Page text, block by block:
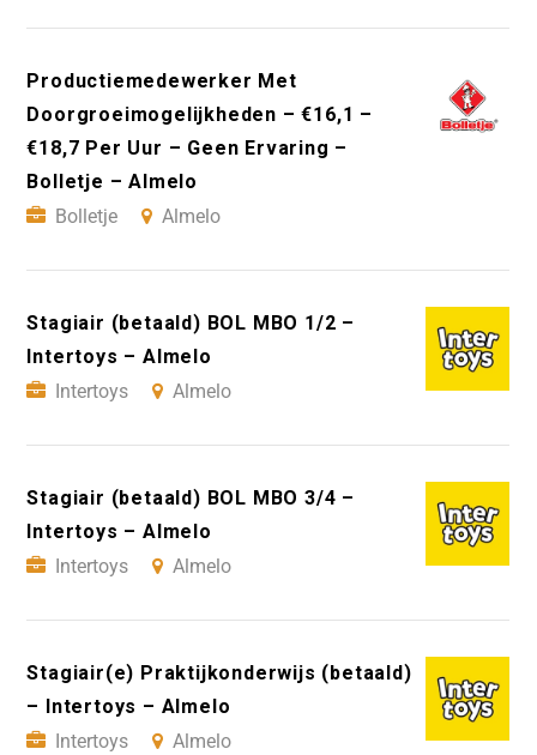
Productiemedewerker Met
Doorgroeimogelijkheden – €16,1 –
€18,7 Per Uur – Geen Ervaring –
Bolletje – Almelo
Bolletje
Almelo
Stagiair (betaald) BOL MBO 1/2 –
Intertoys – Almelo
Intertoys
Almelo
Stagiair (betaald) BOL MBO 3/4 –
Intertoys – Almelo
Intertoys
Almelo
Stagiair(e) Praktijkonderwijs (betaald)
– Intertoys – Almelo
Intertoys
Almelo